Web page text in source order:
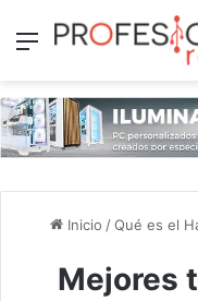
Menú
Inicio / Qué es el
Mejores